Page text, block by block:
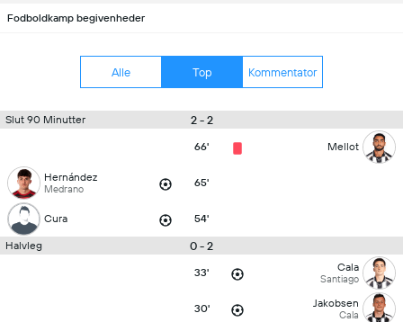
Fodboldkamp begivenheder
Alle Top Kommentator
Slut 90 Minutter 2 - 2
66' Mellot
Hernández
Medrano 65'
Cura 54'
Halvleg 0 - 2
33' Cala
Santiago
30' Jakobsen
Cala